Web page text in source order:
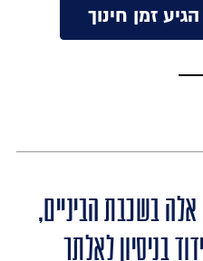
זמן חינוך
בשכבת הביניים,
בניסיון לאלתר